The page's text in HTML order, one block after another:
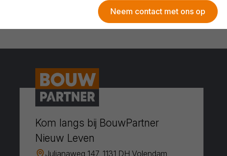
Neem contact met ons op
Kom langs bij BouwPartner
Nieuw Leven
Julianaweg 147, 1131 DH Volendam